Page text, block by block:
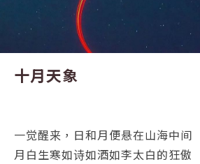
十月天象
一觉醒来，日和月便悬在山海中间
月白生寒如诗如酒如李太白的狂傲